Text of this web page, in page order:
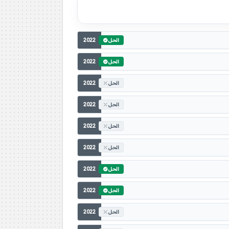
2022 الحل
2022 الحل
2022 الحل
2022 الحل
2022 الحل
2022 الحل
2022 الحل
2022 الحل
2022 الحل